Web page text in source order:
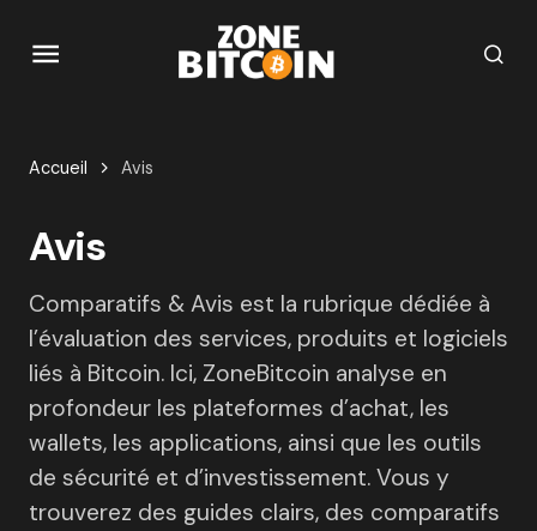
Accueil Avis
Avis
Comparatifs & Avis est la rubrique dédiée à
l’évaluation des services, produits et logiciels
liés à Bitcoin. Ici, ZoneBitcoin analyse en
profondeur les plateformes d’achat, les
wallets, les applications, ainsi que les outils
de sécurité et d’investissement. Vous y
trouverez des guides clairs, des comparatifs